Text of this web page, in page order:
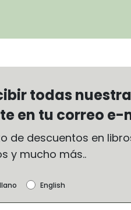
todas
en tu correo e-
de descuentos en
y mucho más..
English